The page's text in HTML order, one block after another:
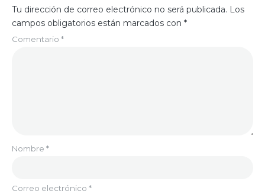
Tu dirección de correo electrónico no será publicada. Los
campos obligatorios están marcados con *
Comentario *
Nombre *
Correo electrónico *